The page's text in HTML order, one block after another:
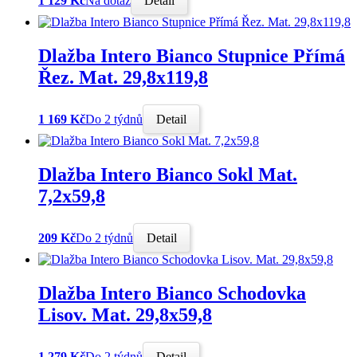
Dlažba Intero Bianco Stupnice Přímá
Řez. Mat. 29,8x119,8
1 169 KčDo 2 týdnů Detail
Dlažba Intero Bianco Sokl Mat.
7,2x59,8
209 KčDo 2 týdnů Detail
Dlažba Intero Bianco Schodovka
Lisov. Mat. 29,8x59,8